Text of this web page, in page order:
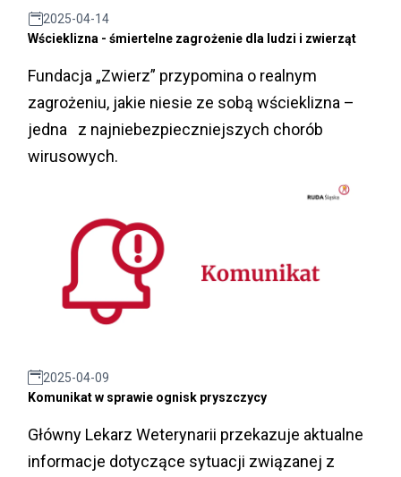
2025-04-14
Wścieklizna - śmiertelne zagrożenie dla ludzi i zwierząt
Fundacja „Zwierz” przypomina o realnym
zagrożeniu, jakie niesie ze sobą wścieklizna –
jedna z najniebezpieczniejszych chorób
wirusowych.
2025-04-09
Komunikat w sprawie ognisk pryszczycy
Główny Lekarz Weterynarii przekazuje aktualne
informacje dotyczące sytuacji związanej z